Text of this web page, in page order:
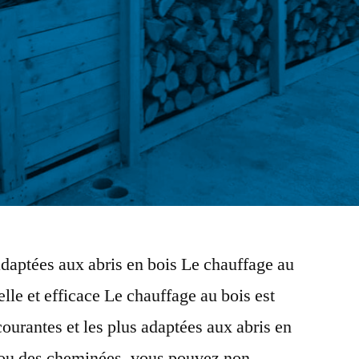
aux abris en bois Le chauffage au
et efficace Le chauffage au bois est
et les plus adaptées aux abris en